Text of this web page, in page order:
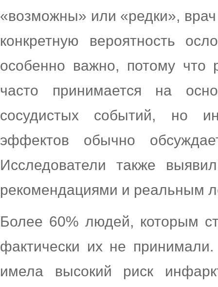
«возможны» или «редки»,
конкретную вероятность
особенно важно, потому что
часто принимается на
сосудистых событий, но
эффектов обычно
Исследователи также
рекомендациями и реальным
Более 60% людей, которым
фактически их не
имела высокий риск